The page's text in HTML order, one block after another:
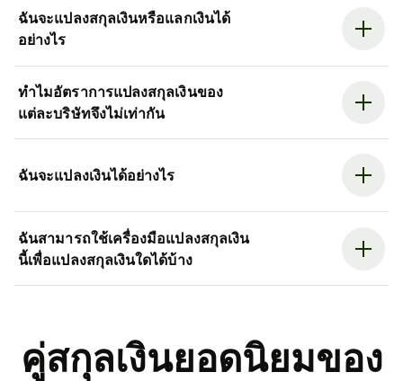
ฉันจะแปลงสกุลเงินหรือแลกเงินได้
อย่างไร
ทำไมอัตราการแปลงสกุลเงินของ
แต่ละบริษัทจึงไม่เท่ากัน
ฉันจะแปลงเงินได้อย่างไร
ฉันสามารถใช้เครื่องมือแปลงสกุลเงิน
นี้เพื่อแปลงสกุลเงินใดได้บ้าง
คู่สกุลเงินยอดนิยมของ